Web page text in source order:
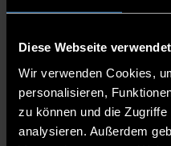
Diese Webseite
Wir verwenden Cookies,
personalisieren,
zu können und die
analysieren. Außerdem
Digitale
Zentrum für
Technologie Campus
Wissenschaftlicher